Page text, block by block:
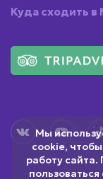
Куда сходить в
Мы
cookie,
работу